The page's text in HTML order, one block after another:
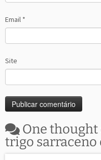
Email *
Site
One thought
trigo sarraceno